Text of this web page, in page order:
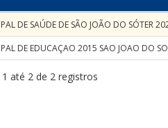
DE SAÚDE DE SÃO JOÃO DO SÓTER
DE EDUCAÇAO 2015 SAO JOAO DO
até 2 de 2 registros